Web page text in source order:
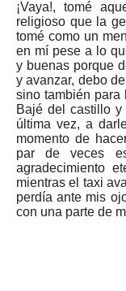
¡Vaya!, tomé
religioso que la
tomé como un
en mí pese a lo
y buenas porque
y avanzar, debo
sino también para
Bajé del castillo
última vez, a
momento de
par de veces
agradecimiento
mientras el taxi
perdía ante mis
con una parte de